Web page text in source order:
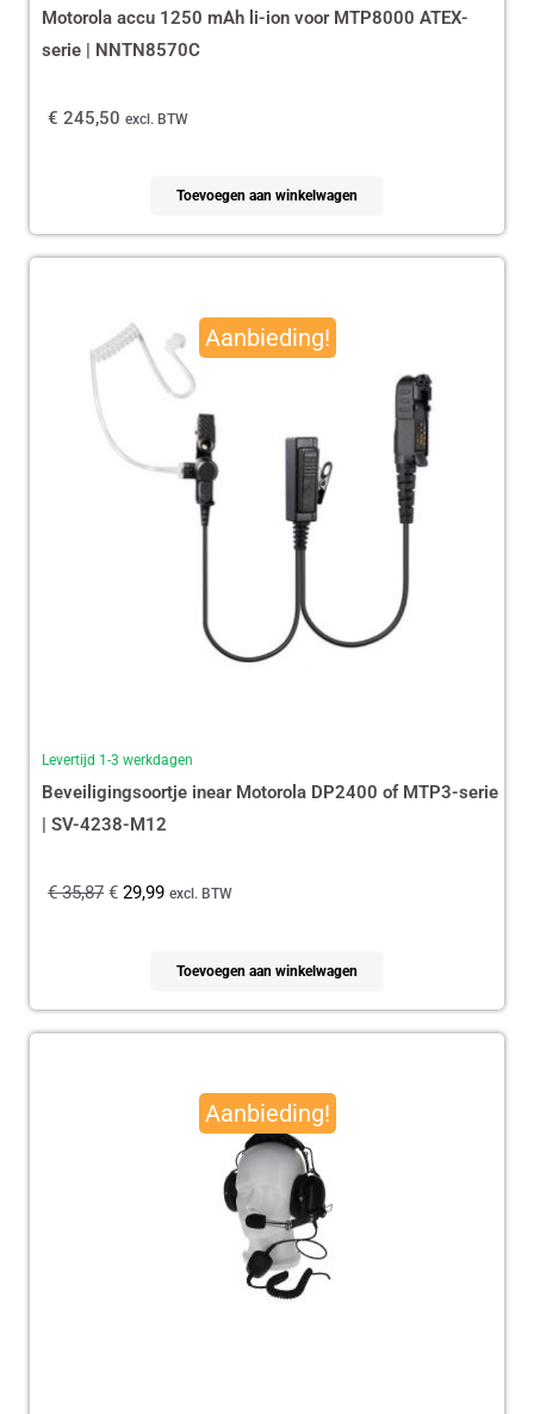
Motorola accu 1250 mAh li-ion voor MTP8000 ATEX-
serie | NNTN8570C
€ 245,50 excl. BTW
Toevoegen aan winkelwagen
Aanbieding!
Levertijd 1-3 werkdagen
Beveiligingsoortje inear Motorola DP2400 of MTP3-serie
| SV-4238-M12
€35,87
was:
€ 35,87.
€ 29,99
is:
€ 29,99.
excl. BTW
Toevoegen aan winkelwagen
Aanbieding!
€ 165,00.